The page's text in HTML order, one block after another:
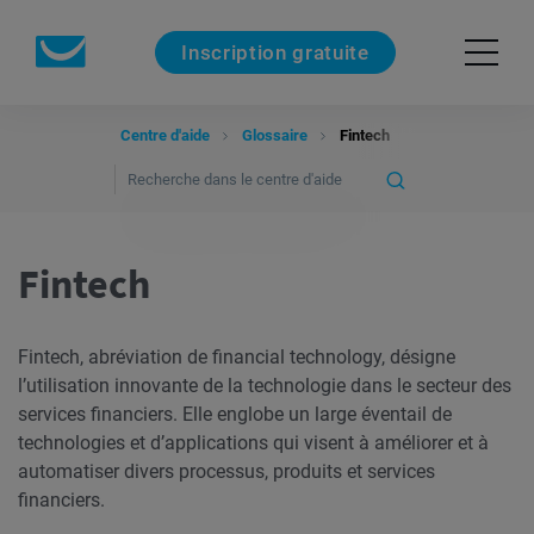
Inscription gratuite
Centre d'aide Glossaire Fintech
Fintech
Fintech, abréviation de financial technology, désigne
l’utilisation innovante de la technologie dans le secteur des
services financiers. Elle englobe un large éventail de
technologies et d’applications qui visent à améliorer et à
automatiser divers processus, produits et services
financiers.